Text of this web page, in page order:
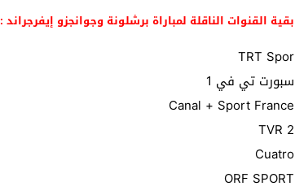
بقية القنوات الناقلة لمباراة برشلونة وجوانجزو إيفرجراند :
TRT Spor
سبورت تي في 1
Canal + Sport France
TVR 2
Cuatro
ORF SPORT